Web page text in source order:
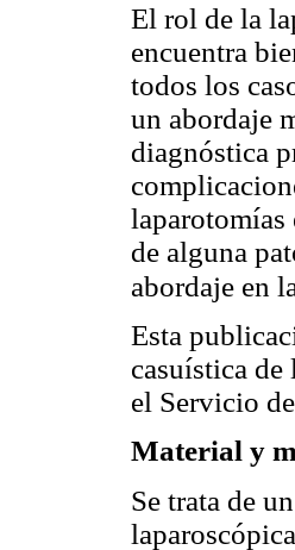
El rol de la
encuentra
todos los
un abordaje
diagnóstica
laparotomías
de alguna
abordaje en
Esta
casuística
el Servicio
Material y
Se trata de